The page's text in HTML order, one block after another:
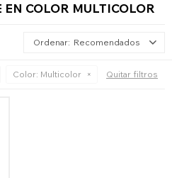
EN COLOR MULTICOLOR
Recomendados
Color: Multicolor Quitar filtros